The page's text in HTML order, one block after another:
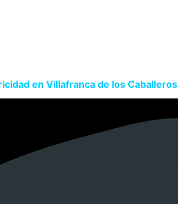
en Villafranca de los Caballeros